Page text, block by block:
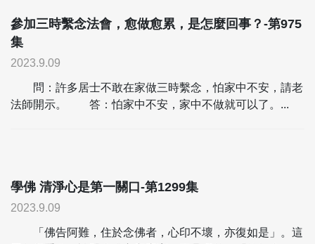
參加三時繫念法會，愈做愈累，是怎麼回事？-第975
集
2023.9.09
問：許多居士不敢在家做三時繫念，怕家中不安，請老
法師開示。 答：怕家中不安，家中不做就可以了。...
學佛 清淨心是第一關口-第1299集
2023.9.09
「佛告阿難，住於念佛者，心印不壞，亦復如是」。這